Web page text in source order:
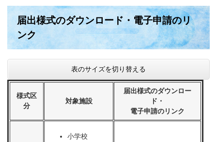
届出様式のダウンロード・電子申請のリ
ンク
表のサイズを切り替える
様式区
分
対象施設
届出様式のダウンロー
ド・
電子申請のリンク
小学校